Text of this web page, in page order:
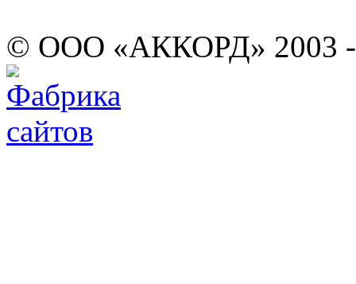
© ООО «АККОРД» 2003 -